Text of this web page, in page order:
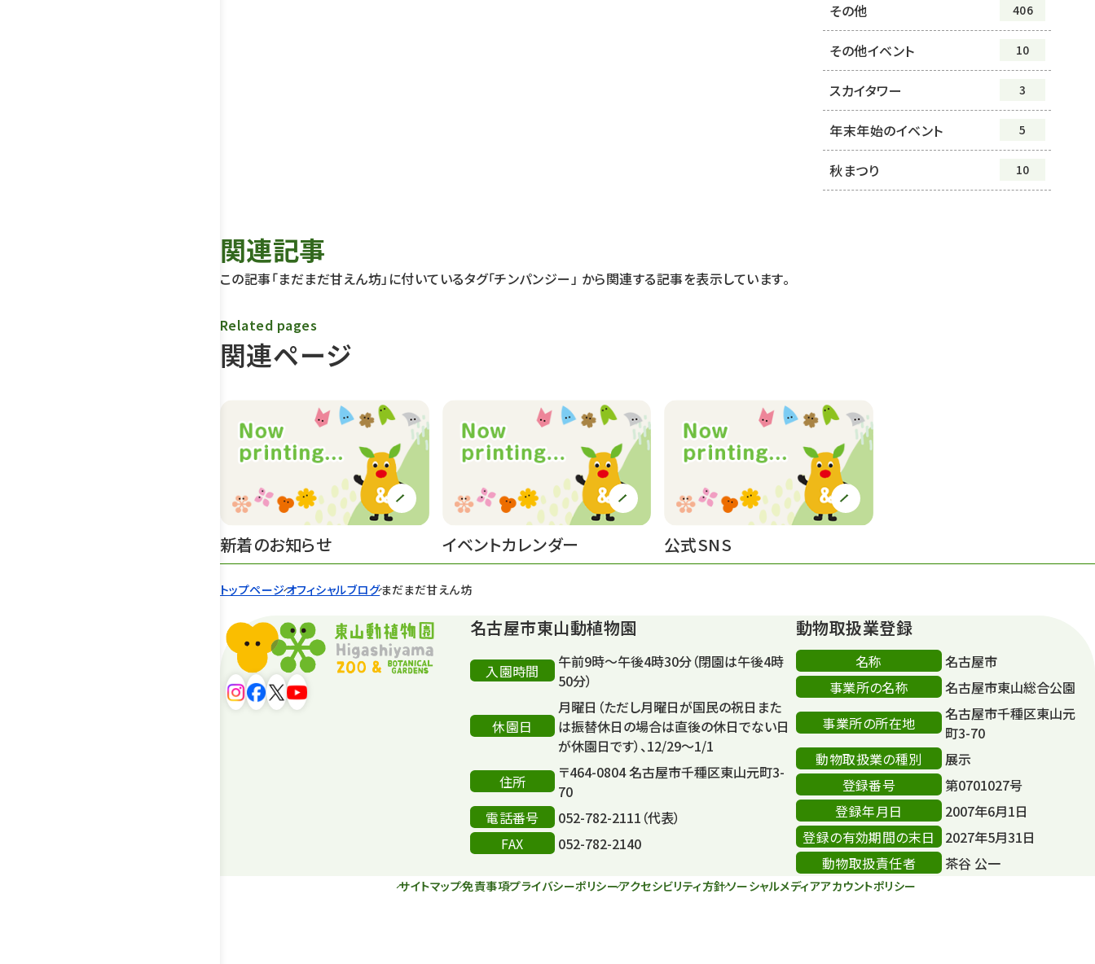
トップページオフィシャルブログまだまだ甘えん坊
その他 406
その他イベント 10
スカイタワー 3
年末年始のイベント 5
秋まつり 10
関連記事
この記事「まだまだ甘えん坊」に付いているタグ「チンパンジー」 から関連する記事を表示しています。
関連ページ
Related pages
新着のお知らせ イベントカレンダー 公式SNS
名古屋市東山動植物園
入園時間
午前9時～午後4時30分（閉園は午後4時
50分）
休園日
月曜日（ただし月曜日が国民の祝日また
は振替休日の場合は直後の休日でない日
が休園日です）、12/29～1/1
住所
〒464-0804 名古屋市千種区東山元町3-
70
電話番号
052-782-2111（代表）
FAX
052-782-2140
動物取扱業登録
名称
名古屋市
事業所の名称
名古屋市東山総合公園
事業所の所在地
名古屋市千種区東山元
町3-70
動物取扱業の種別
展示
登録番号
第0701027号
登録年月日
2007年6月1日
登録の有効期間の末日
2027年5月31日
動物取扱責任者
茶谷 公一
サイトマップ免責事項プライバシーポリシーアクセシビリティ方針ソーシャルメディアアカウントポリシー